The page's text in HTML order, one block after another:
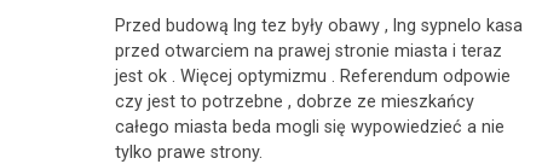
Przed budową lng tez były obawy , lng sypnelo kasa
przed otwarciem na prawej stronie miasta i teraz
jest ok . Więcej optymizmu . Referendum odpowie
czy jest to potrzebne , dobrze ze mieszkańcy
całego miasta beda mogli się wypowiedzieć a nie
tylko prawe strony.